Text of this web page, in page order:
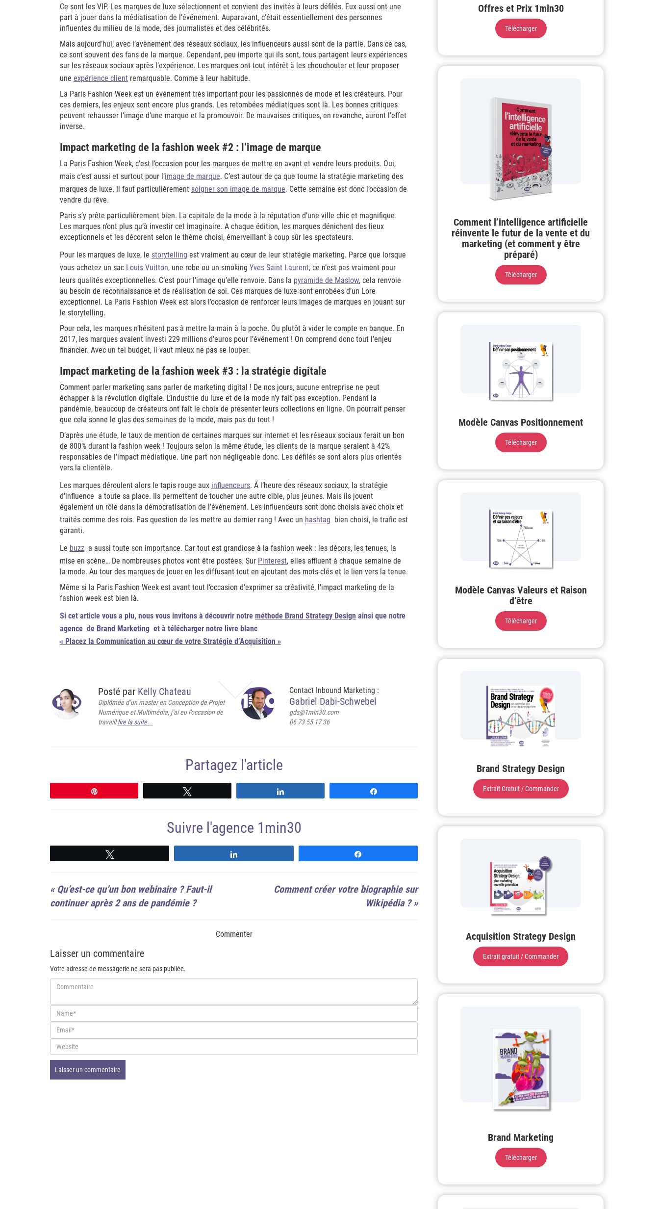
Ce sont les VIP. Les marques de luxe sélectionnent et convient des invités à leurs défilés. Eux aussi ont une
part à jouer dans la médiatisation de l’événement. Auparavant, c’était essentiellement des personnes
influentes du milieu de la mode, des journalistes et des célébrités.
Mais aujourd’hui, avec l’avènement des réseaux sociaux, les influenceurs aussi sont de la partie. Dans ce cas,
ce sont souvent des fans de la marque. Cependant, peu importe qui ils sont, tous partagent leurs expériences
sur les réseaux sociaux après l’expérience. Les marques ont tout intérêt à les chouchouter et leur proposer
une expérience client remarquable. Comme à leur habitude.
La Paris Fashion Week est un événement très important pour les passionnés de mode et les créateurs. Pour
ces derniers, les enjeux sont encore plus grands. Les retombées médiatiques sont là. Les bonnes critiques
peuvent rehausser l’image d’une marque et la promouvoir. De mauvaises critiques, en revanche, auront l’effet
inverse.
Impact marketing de la fashion week #2 : l’image de marque
La Paris Fashion Week, c’est l’occasion pour les marques de mettre en avant et vendre leurs produits. Oui,
mais c’est aussi et surtout pour l’image de marque. C’est autour de ça que tourne la stratégie marketing des
marques de luxe. Il faut particulièrement soigner son image de marque. Cette semaine est donc l’occasion de
vendre du rêve.
Paris s’y prête particulièrement bien. La capitale de la mode à la réputation d’une ville chic et magnifique.
Les marques n’ont plus qu’à investir cet imaginaire. A chaque édition, les marques dénichent des lieux
exceptionnels et les décorent selon le thème choisi, émerveillant à coup sûr les spectateurs.
Pour les marques de luxe, le storytelling est vraiment au cœur de leur stratégie marketing. Parce que lorsque
vous achetez un sac Louis Vuitton, une robe ou un smoking Yves Saint Laurent, ce n’est pas vraiment pour
leurs qualités exceptionnelles. C’est pour l’image qu’elle renvoie. Dans la pyramide de Maslow, cela renvoie
au besoin de reconnaissance et de réalisation de soi. Ces marques de luxe sont enrobées d’un Lore
exceptionnel. La Paris Fashion Week est alors l’occasion de renforcer leurs images de marques en jouant sur
le storytelling.
Pour cela, les marques n’hésitent pas à mettre la main à la poche. Ou plutôt à vider le compte en banque. En
2017, les marques avaient investi 229 millions d’euros pour l’événement ! On comprend donc tout l’enjeu
financier. Avec un tel budget, il vaut mieux ne pas se louper.
Impact marketing de la fashion week #3 : la stratégie digitale
Comment parler marketing sans parler de marketing digital ! De nos jours, aucune entreprise ne peut
échapper à la révolution digitale. L’industrie du luxe et de la mode n’y fait pas exception. Pendant la
pandémie, beaucoup de créateurs ont fait le choix de présenter leurs collections en ligne. On pourrait penser
que cela sonne le glas des semaines de la mode, mais pas du tout !
D’après une étude, le taux de mention de certaines marques sur internet et les réseaux sociaux ferait un bon
de 800% durant la fashion week ! Toujours selon la même étude, les clients de la marque seraient à 42%
responsables de l’impact médiatique. Une part non négligeable donc. Les défilés se sont alors plus orientés
vers la clientèle.
Les marques déroulent alors le tapis rouge aux influenceurs. À l’heure des réseaux sociaux, la stratégie
d’influence a toute sa place. Ils permettent de toucher une autre cible, plus jeunes. Mais ils jouent
également un rôle dans la démocratisation de l’événement. Les influenceurs sont donc choisis avec choix et
traités comme des rois. Pas question de les mettre au dernier rang ! Avec un hashtag bien choisi, le trafic est
garanti.
Le buzz a aussi toute son importance. Car tout est grandiose à la fashion week : les décors, les tenues, la
mise en scène… De nombreuses photos vont être postées. Sur Pinterest, elles affluent à chaque semaine de
la mode. Au tour des marques de jouer en les diffusant tout en ajoutant des mots-clés et le lien vers la tenue.
Même si la Paris Fashion Week est avant tout l’occasion d’exprimer sa créativité, l’impact marketing de la
fashion week est bien là.
Si cet article vous a plu, nous vous invitons à découvrir notre méthode Brand Strategy Design ainsi que notre
agence de Brand Marketing et à télécharger notre livre blanc
« Placez la Communication au cœur de votre Stratégie d’Acquisition »
Posté par Kelly Chateau
Diplômée d’un master en Conception de Projet
Numérique et Multimédia, j’ai eu l’occasion de
travailllire la suite...
Contact Inbound Marketing :
Gabriel Dabi-Schwebel
gds@1min30.com
06 73 55 17 36
Partagez l'article
Suivre l'agence 1min30
« Qu’est-ce qu’un bon webinaire ? Faut-il
continuer après 2 ans de pandémie ?
Comment créer votre biographie sur
Wikipédia ?»
Commenter
Laisser un commentaire
Votre adresse de messagerie ne sera pas publiée.
Offres et Prix 1min30
Télécharger
Comment l’intelligence artificielle
réinvente le futur de la vente et du
marketing (et comment y être
préparé)
Télécharger
Modèle Canvas Positionnement
Télécharger
Modèle Canvas Valeurs et Raison
d’être
Télécharger
Brand Strategy Design
Extrait Gratuit / Commander
Acquisition Strategy Design
Extrait gratuit / Commander
Brand Marketing
Télécharger